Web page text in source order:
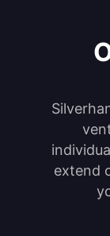
extend